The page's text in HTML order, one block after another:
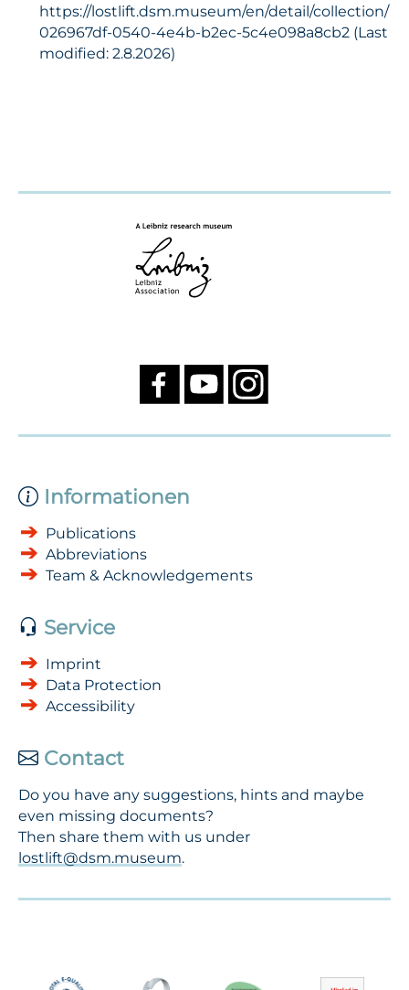
https://lostlift.dsm.museum/en/detail/collection/
026967df-0540-4e4b-b2ec-5c4e098a8cb2 (Last
modified: 2.8.2026)
Informationen
Publications
Abbreviations
Team & Acknowledgements
Service
Imprint
Data Protection
Accessibility
Contact
Do you have any suggestions, hints and maybe
even missing documents?
Then share them with us under
lostlift@dsm.museum.